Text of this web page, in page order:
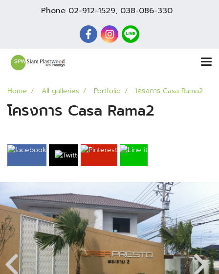
Phone 02-912-1529, 038-086-330
Home All galleries Portfolio โครงการ Casa Rama2
โครงการ Casa Rama2